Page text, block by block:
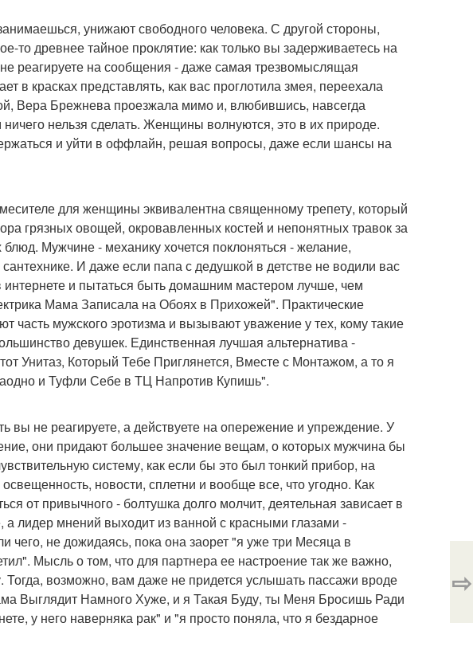
унижают свободного человека. С другой стороны,
то древнее тайное проклятие: как только вы задерживаетесь на
реагируете на сообщения - даже самая трезвомыслящая
в красках представлять, как вас проглотила змея, переехала
Вера Брежнева проезжала мимо и, влюбившись, навсегда
нельзя сделать. Женщины волнуются, это в их природе.
и уйти в оффлайн, решая вопросы, даже если шансы на
для женщины эквивалентна священному трепету, который
грязных овощей, окровавленных костей и непонятных травок за
Мужчине - механику хочется поклоняться - желание,
И даже если папа с дедушкой в детстве не водили вас
интернете и пытаться быть домашним мастером лучше, чем
Мама Записала на Обоях в Прихожей". Практические
часть мужского эротизма и вызывают уважение у тех, кому такие
девушек. Единственная лучшая альтернатива -
Унитаз, Который Тебе Приглянется, Вместе с Монтажом, а то я
и Туфли Себе в ТЦ Напротив Купишь".
вы не реагируете, а действуете на опережение и упреждение. У
они придают большее значение вещам, о которых мужчина бы
систему, как если бы это был тонкий прибор, на
новости, сплетни и вообще все, что угодно. Как
от привычного - болтушка долго молчит, деятельная зависает в
а лидер мнений выходит из ванной с красными глазами -
чего, не дожидаясь, пока она заорет "я уже три Месяца в
Мысль о том, что для партнера ее настроение так же важно,
Тогда, возможно, вам даже не придется услышать пассажи вроде
Выглядит Намного Хуже, и я Такая Буду, ты Меня Бросишь Ради
у него наверняка рак" и "я просто поняла, что я бездарное
⇨